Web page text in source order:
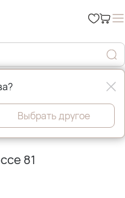
81
Выбрать другое